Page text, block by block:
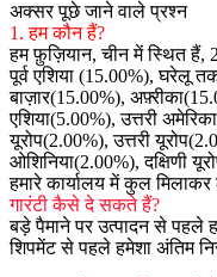
अक्सर पूछे जाने वाले प्रश्न
1. हम कौन हैं?
हम फ़ुज़ियान, चीन में स्थित हैं,
पूर्व एशिया (15.00%), घरेलू
बाज़ार(15.00%),
एशिया(5.00%), उत्तरी
यूरोप(2.00%), उत्तरी
ओशिनिया(2.00%), दक्षिणी
हमारे कार्यालय में कुल
गारंटी कैसे दे सकते हैं?
बड़े पैमाने पर उत्पादन से पहले
शिपमेंट से पहले हमेशा अंतिम